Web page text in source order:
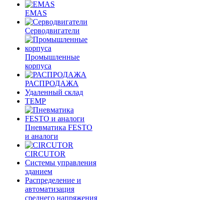
EMAS
Cерводвигатели
Промышленные
корпуса
РАСПРОДАЖА
Удаленный склад
TEMP
Пневматика FESTO
и аналоги
CIRCUTOR
Системы управления
зданием
Распределение и
автоматизация
среднего напряжения